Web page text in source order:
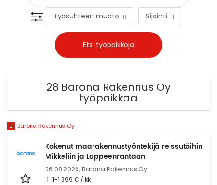
Työsuhteen muoto Sijainti
28 Barona Rakennus Oy
työpaikkaa
Barona Rakennus Oy
Kokenut maarakennustyöntekijä reissutöihin
Mikkeliin ja Lappeenrantaan
06.08.2026, Barona Rakennus Oy
1-1 999 € / kk